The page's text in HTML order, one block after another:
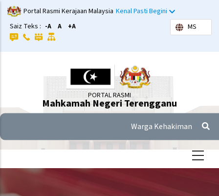
Langkau
ke
kandungan
utama
Portal Rasmi Kerajaan Malaysia Kenal Pasti Begini
Saiz Teks : -A A +A MS
PORTAL RASMI
Mahkamah Negeri Terengganu
Warga Kehakiman